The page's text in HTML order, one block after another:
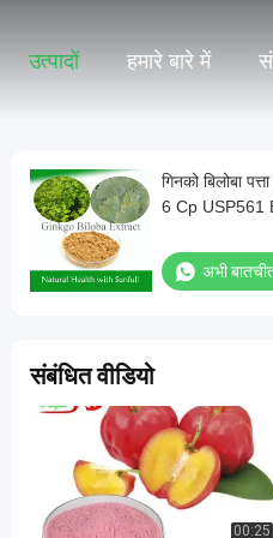
उत्पादों हमारे बारे में
गिनको बिलोबा
6 Cp USP561
अभी
संबंधित वीडियो
00:25